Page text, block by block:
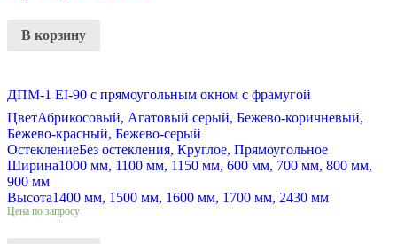
В корзину
ДПМ-1 EI-90 с прямоугольным окном с фрамугой
ЦветАбрикосовый, Агатовый серый, Бежево-коричневый,
Бежево-красный, Бежево-серый
ОстеклениеБез остекления, Круглое, Прямоугольное
Ширина1000 мм, 1100 мм, 1150 мм, 600 мм, 700 мм, 800 мм,
900 мм
Высота1400 мм, 1500 мм, 1600 мм, 1700 мм, 2430 мм
Цена по запросу